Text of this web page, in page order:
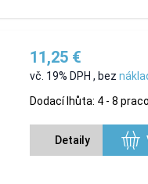
11,25 €
vč. 19% DPH , bez
Dodací lhůta: 4 - 8
Detaily